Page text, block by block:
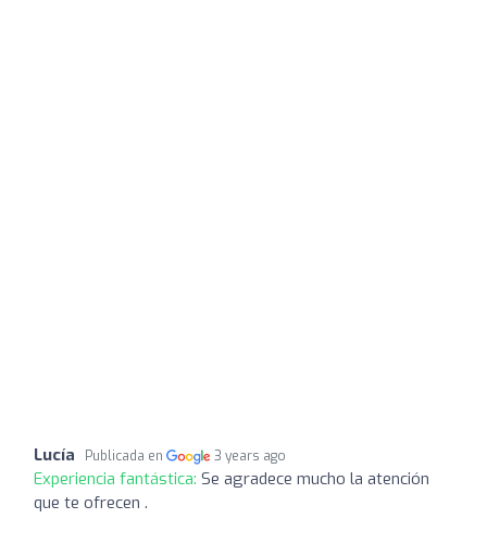
Lucía Publicada en 3 years ago
Experiencia fantástica: Se agradece mucho la atención
que te ofrecen .